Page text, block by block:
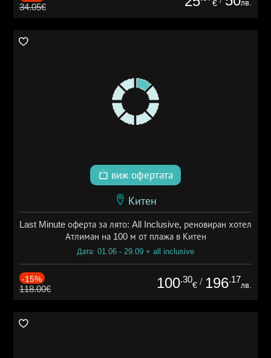
34.05€ € лв.
виж офертата
Китен
Last Minute оферта за лято: All Inclusive, реновиран хотел
Атлиман на 100 м от плажа в Китен
Дата: 01.06 - 29.09 + all inclusive
-15%
118.00€ 100.30
€ / 196.17
лв.